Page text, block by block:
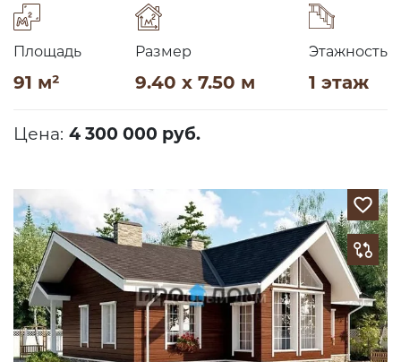
Площадь
91 м²
Размер
9.40 x 7.50 м
Этажность
1 этаж
Цена: 4 300 000 руб.